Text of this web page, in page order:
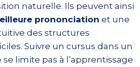
naturelle. Ils peuvent ainsi
prononciation et une
des structures
Suivre un cursus dans un
limite pas à l’apprentissage